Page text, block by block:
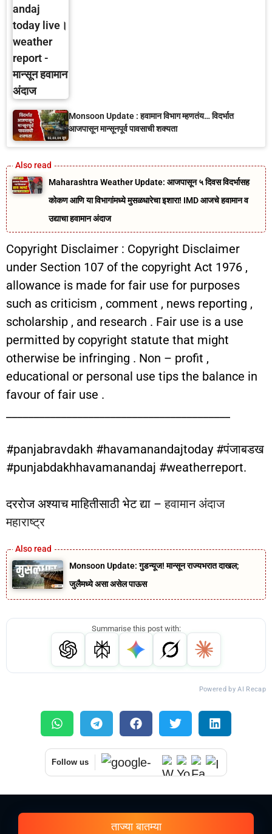
Monsoon Update : हवामान विभाग म्हणतंय… विदर्भात
आजपासून मान्सूनपूर्व पावसाची शक्यता
Maharashtra Weather Update: आजपासून ५ दिवस विदर्भासह
कोकण आणि या विभागांमध्ये मुसळधारेचा इशारा! IMD आजचे हवामान व
उद्याचा हवामान अंदाज
Copyright Disclaimer : Copyright Disclaimer
under Section 107 of the copyright Act 1976 ,
allowance is made for fair use for purposes
such as criticism , comment , news reporting ,
scholarship , and research . Fair use is a use
permitted by copyright statute that might
otherwise be infringing . Non – profit ,
educational or personal use tips the balance in
favour of fair use .
#panjabravdakh #havamanandajtoday #पंजाबडख
#punjabdakhhavamanandaj #weatherreport.
दररोज अश्याच माहितीसाठी भेट द्या –हवामान अंदाज
महाराष्ट्र
Monsoon Update: गुडन्यूज! मान्सून राज्यभरात दाखल;
जुलैमध्ये असा असेल पाऊस
Summarise this post with:
Powered by AI Recap
Follow us
ताज्या बातम्या